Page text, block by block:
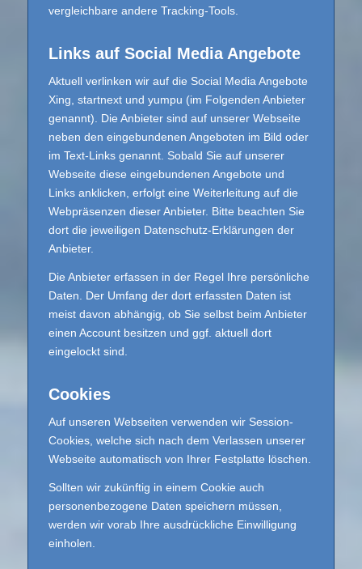
vergleichbare andere Tracking-Tools.
Links auf Social Media Angebote
Aktuell verlinken wir auf die Social Media Angebote
Xing, startnext und yumpu (im Folgenden Anbieter
genannt). Die Anbieter sind auf unserer Webseite
neben den eingebundenen Angeboten im Bild oder
im Text-Links genannt. Sobald Sie auf unserer
Webseite diese eingebundenen Angebote und
Links anklicken, erfolgt eine Weiterleitung auf die
Webpräsenzen dieser Anbieter. Bitte beachten Sie
dort die jeweiligen Datenschutz-Erklärungen der
Anbieter.
Die Anbieter erfassen in der Regel Ihre persönliche
Daten. Der Umfang der dort erfassten Daten ist
meist davon abhängig, ob Sie selbst beim Anbieter
einen Account besitzen und ggf. aktuell dort
eingelockt sind.
Cookies
Auf unseren Webseiten verwenden wir Session-
Cookies, welche sich nach dem Verlassen unserer
Webseite automatisch von Ihrer Festplatte löschen.
Sollten wir zukünftig in einem Cookie auch
personenbezogene Daten speichern müssen,
werden wir vorab Ihre ausdrückliche Einwilligung
einholen.